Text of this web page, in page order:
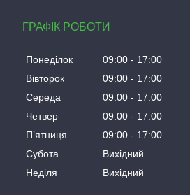
ГРАФІК РОБОТИ
Понеділок 09:00
17:00
Вівторок
09:00
17:00
Середа
09:00
17:00
Четвер
09:00
17:00
Пʼятниця
09:00
17:00
Субота
Вихідний
Неділя
Вихідний